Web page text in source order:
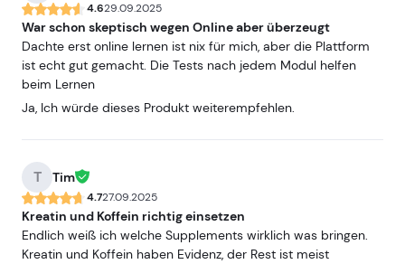
4.629.09.2025
War schon skeptisch wegen Online aber überzeugt
Dachte erst online lernen ist nix für mich, aber die Plattform
ist echt gut gemacht. Die Tests nach jedem Modul helfen
beim Lernen
Ja, Ich würde dieses Produkt weiterempfehlen.
T Tim
4.727.09.2025
Kreatin und Koffein richtig einsetzen
Endlich weiß ich welche Supplements wirklich was bringen.
Kreatin und Koffein haben Evidenz, der Rest ist meist